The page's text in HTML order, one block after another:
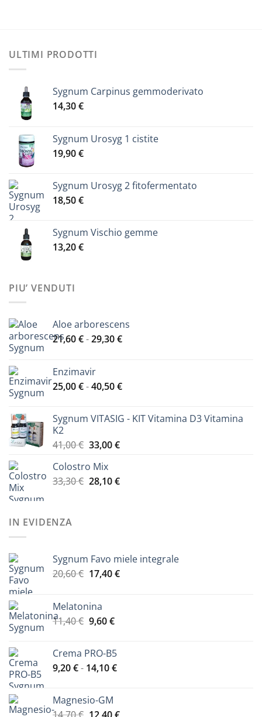
ULTIMI PRODOTTI
Sygnum Carpinus gemmoderivato
14,30€
Sygnum Urosyg 1 cistite
19,90€
Sygnum Urosyg 2 fitofermentato
18,50€
Sygnum Vischio gemme
13,20€
PIU’ VENDUTI
Aloe arborescens
21,60€-29,30€Fascia
21,60 €
29,30 €
Enzimavir
25,00€-40,50€Fascia
da
Sygnum VITASIG - KIT Vitamina D3 Vitamina
K2
41,00€ Il
originale
era:
33,00€Il
è:
Colostro Mix
33,30€ Il
28,10€Il
IN EVIDENZA
Sygnum Favo miele integrale
20,60€ Il
era:
20,60 €.
17,40€Il
Melatonina
11,40€ Il
era:
11,40 €.
9,60€Il
è:
9,60 €.
Crema PRO-B5
9,20€- 14,10€Fascia
Magnesio-GM
Il Il